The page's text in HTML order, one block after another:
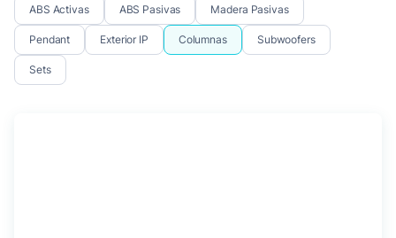
ABS Activas ABS Pasivas Madera Pasivas
Pendant Exterior IP Columnas Subwoofers
Sets